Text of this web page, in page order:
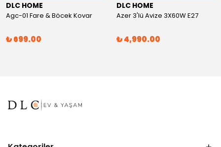
DLC HOME
Agc-01 Fare & Böcek Kovar
₺ 699.00
DLC HOME
Azer 3'lü Avize 3X60W E27
₺ 4,990.00